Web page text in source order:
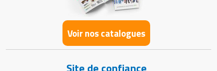
Voir nos catalogues